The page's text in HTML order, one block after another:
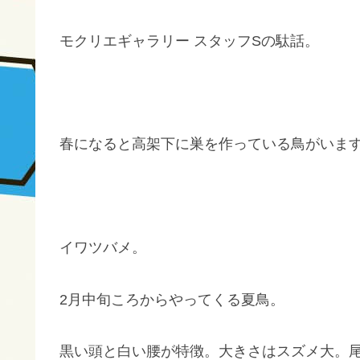
モクリエギャラリー スタッフSの駄話。
春になると高架下に巣を作っている鳥がいます
イワツバメ。
2月中旬ころからやってくる夏鳥。
黒い頭と白い腰が特徴。大きさはスズメ大。